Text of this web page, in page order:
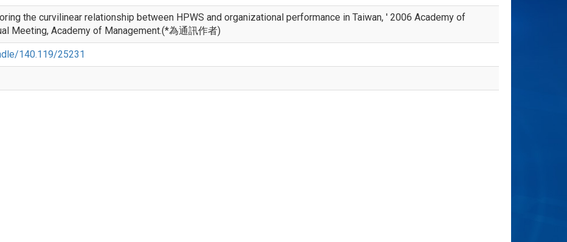
the curvilinear relationship between HPWS and organizational performance in Taiwan, ' 2006 Academy of
Meeting, Academy of Management.(*為通訊作者)
140.119/25231